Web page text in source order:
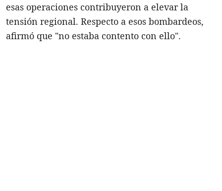
esas operaciones contribuyeron a elevar la
tensión regional. Respecto a esos bombardeos,
afirmó que "no estaba contento con ello".